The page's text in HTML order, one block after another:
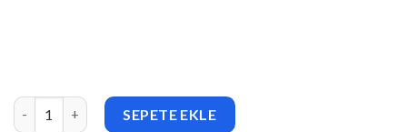
Universal Video Player for WPBakery Page Builder v3.2.2.0 adet
SEPETE EKLE